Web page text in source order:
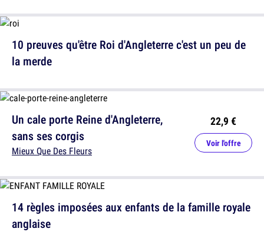
Un cale porte Reine d'Angleterre,
sans ses corgis
Mieux Que Des Fleurs
22,9 €
Voir l'offre
10 preuves qu'être Roi d'Angleterre c'est un peu de
la merde
14 règles imposées aux enfants de la famille royale
anglaise